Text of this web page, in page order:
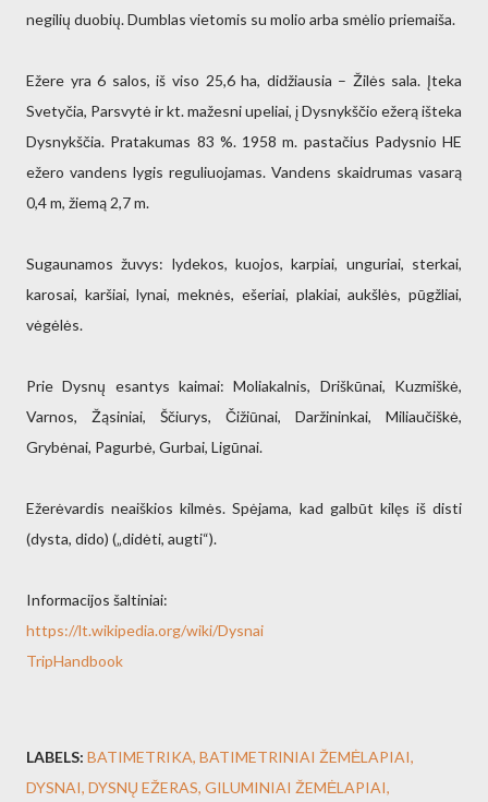
negilių duobių. Dumblas vietomis su molio arba smėlio priemaiša.
Ežere yra 6 salos, iš viso 25,6 ha, didžiausia – Žilės sala. Įteka
Svetyčia, Parsvytė ir kt. mažesni upeliai, į Dysnykščio ežerą išteka
Dysnykščia. Pratakumas 83 %. 1958 m. pastačius Padysnio HE
ežero vandens lygis reguliuojamas. Vandens skaidrumas vasarą
0,4 m, žiemą 2,7 m.
Sugaunamos žuvys: lydekos, kuojos, karpiai, unguriai, sterkai,
karosai, karšiai, lynai, meknės, ešeriai, plakiai, aukšlės, pūgžliai,
vėgėlės.
Prie Dysnų esantys kaimai: Moliakalnis, Driškūnai, Kuzmiškė,
Varnos, Žąsiniai, Ščiurys, Čižiūnai, Daržininkai, Miliaučiškė,
Grybėnai, Pagurbė, Gurbai, Ligūnai.
Ežerėvardis neaiškios kilmės. Spėjama, kad galbūt kilęs iš disti
(dysta, dido) („didėti, augti“).
Informacijos šaltiniai:
https://lt.wikipedia.org/wiki/Dysnai
TripHandbook
LABELS: BATIMETRIKA BATIMETRINIAI ŽEMĖLAPIAI
DYSNAI DYSNŲ EŽERAS GILUMINIAI ŽEMĖLAPIAI